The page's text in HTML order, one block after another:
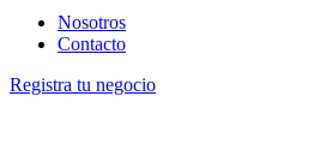
Nosotros
Contacto
Registra tu negocio